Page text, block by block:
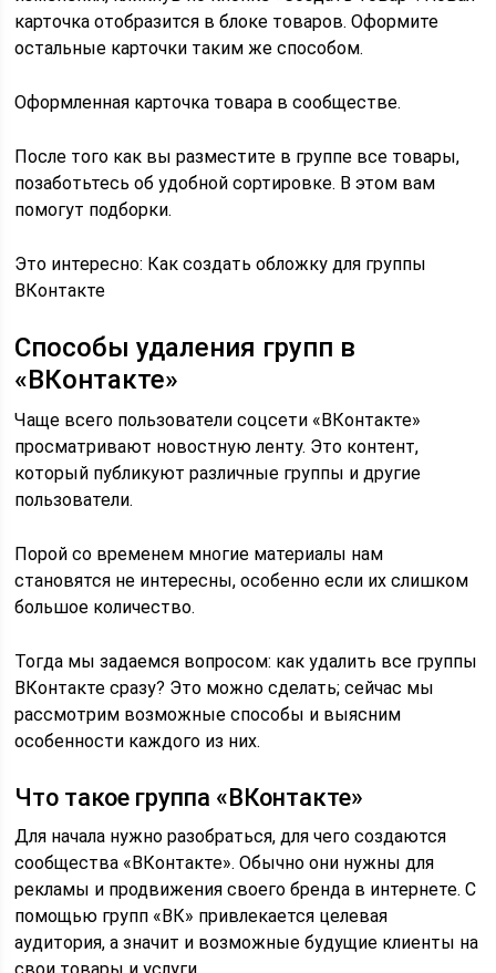
карточка отобразится в блоке товаров. Оформите
остальные карточки таким же способом.
Оформленная карточка товара в сообществе.
После того как вы разместите в группе все товары,
позаботьтесь об удобной сортировке. В этом вам
помогут подборки.
Это интересно: Как создать обложку для группы
ВКонтакте
Способы удаления групп в
«ВКонтакте»
Чаще всего пользователи соцсети «ВКонтакте»
просматривают новостную ленту. Это контент,
который публикуют различные группы и другие
пользователи.
Порой со временем многие материалы нам
становятся не интересны, особенно если их слишком
большое количество.
Тогда мы задаемся вопросом: как удалить все группы
ВКонтакте сразу? Это можно сделать; сейчас мы
рассмотрим возможные способы и выясним
особенности каждого из них.
Что такое группа «ВКонтакте»
Для начала нужно разобраться, для чего создаются
сообщества «ВКонтакте». Обычно они нужны для
рекламы и продвижения своего бренда в интернете. С
помощью групп «ВК» привлекается целевая
аудитория, а значит и возможные будущие клиенты на